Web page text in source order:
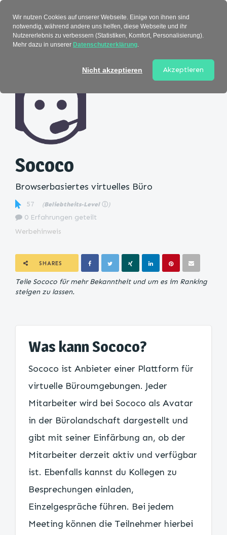
Sococo
Browserbasiertes virtuelles Büro
57 (Beliebtheits-Level ⓘ )
0 Erfahrungen geteilt
Werbehinweis
SHARES
Teile Sococo für mehr Bekanntheit und um es im Ranking
steigen zu lassen.
Was kann Sococo?
Sococo ist Anbieter einer Plattform für
virtuelle Büroumgebungen. Jeder
Mitarbeiter wird bei Sococo als Avatar
in der Bürolandschaft dargestellt und
gibt mit seiner Einfärbung an, ob der
Mitarbeiter derzeit aktiv und verfügbar
ist. Ebenfalls kannst du Kollegen zu
Besprechungen einladen,
Einzelgespräche führen. Bei jedem
Meeting können die Teilnehmer hierbei
Wir nutzen Cookies auf unserer Webseite. Einige von ihnen sind
notwendig, während andere uns helfen, diese Webseite und ihr
Nutzererlebnis zu verbessern (Statistiken, Komfort, Personalisierung).
Mehr dazu in unserer Datenschutzerklärung.
Nicht akzeptieren Akzeptieren